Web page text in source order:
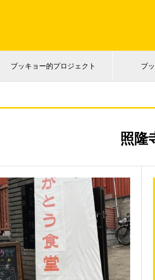
ブッキョー的プロジェクト ブ
照隆